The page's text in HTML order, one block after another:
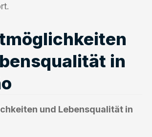
in
und Lebensqualität in